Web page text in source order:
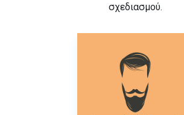
σχεδιασμού.